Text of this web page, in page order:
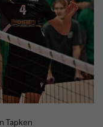
Tapken